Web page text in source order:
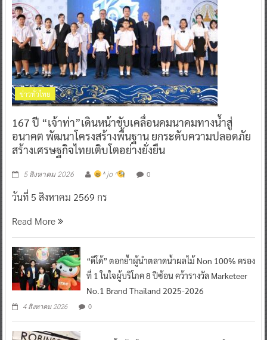
ข่าวทั่วไทย
167 ปี “เจ้าท่า”เดินหน้าขับเคลื่อนคมนาคมทางน้ำสู่
อนาคต พัฒนาโครงสร้างพื้นฐาน ยกระดับความปลอดภัย
สร้างเศรษฐกิจไทยเติบโตอย่างยั่งยืน
5 สิงหาคม 2026 ^ jo ^ 0
วันที่ 5 สิงหาคม 2569 กร
Read More
“ดีโด้” ตอกย้ำผู้นำตลาดน้ำผลไม้ Non 100% ครอง
ที่ 1 ในใจผู้บริโภค 8 ปีซ้อน คว้ารางวัล Marketeer
No.1 Brand Thailand 2025-2026
4 สิงหาคม 2026 0